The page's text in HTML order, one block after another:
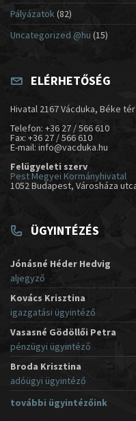
Pályázatok (82)
Uncategorized @hu (15)
ELÉRHETŐSÉG
Hivatal 2167 Vácduka, Béke tér
Telefon: +36 27 / 566 610
Fax: +36 27 / 566 610
E-mail: info@vacduka.hu
Felügyeleti szerv
Pest Megyei Kormányhivatal
1052 Budapest, Városháza
ÜGYINTÉZÉS
Jónásné Héder Hedvig
aljegyző
Kovács Krisztina
igazgatási ügyintéző
Vasasné Gödöllői Petra
pénzügyi ügyintéző
Broda Krisztina
adóügyi ügyintéző
további ügyintézőink